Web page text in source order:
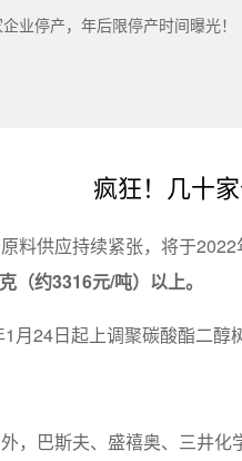
业停产，年后限停产时间曝光！
疯狂！几十
料供应持续紧张，将于
（约3316元/吨）以上。
月24日起上调聚碳酸酯二醇
，巴斯夫、盛禧奥、三井